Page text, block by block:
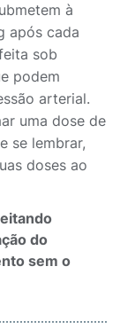
à
após cada
sob
podem
arterial.
uma dose de
se lembrar,
doses ao
do
sem o